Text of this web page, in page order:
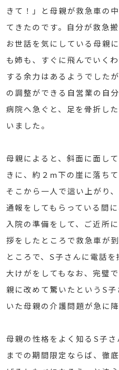
きて！」と母親が救急車の
てきたのです。自分が救急
お世話を気にしている母親
も姉も、すぐに飛んでいく
する余力はあるようでした
の調整ができる自営業の自
病院へ急ぐと、足を骨折し
いました。
母親によると、斜面に面し
きに、約２m下の崖に落ち
そこから一人で這い上がり
通報をしてもらっている間
入院の準備をして、ご近所
拶をしたところで救急車が
ところで、S子さんに電話
大けがをしてもなお、完璧
親に改めて驚いたというS
いた母親の介護問題が急に
母親の性格をよく知るS子
までの期間限定ならば、徹